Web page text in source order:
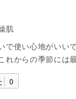
肌
で使い心地がい
れからの季節には
0